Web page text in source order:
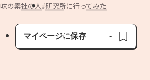
味の素社の人 研究所に行ってみた
マイページに保存
保存済み
-